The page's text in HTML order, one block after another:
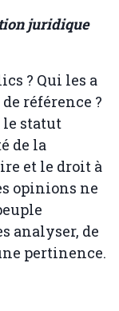
juridique
? Qui les a
référence ?
statut
de la
et le droit à
opinions ne
analyser, de
pertinence.